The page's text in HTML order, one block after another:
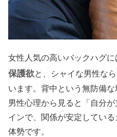
女性人気の高いバックハグに
保護欲と、シャイな男性な
います。背中という無防備な
男性心理から見ると「自分
インで、関係が安定してい
体勢です。